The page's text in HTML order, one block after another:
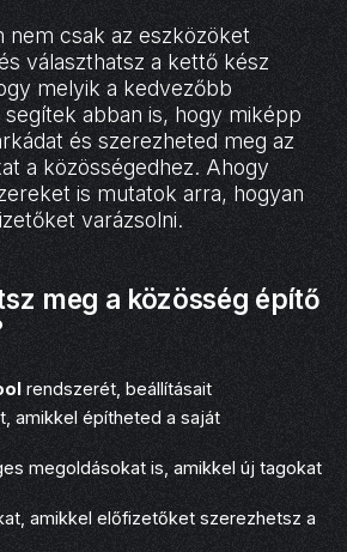
nem csak az eszközöket
választhatsz a kettő kész
melyik a kedvezőbb
abban is, hogy miképp
és szerezheted meg az
a közösségedhez. Ahogy
is mutatok arra, hogyan
varázsolni.
meg a közösség építő
rendszerét, beállításait
amikkel építheted a saját
megoldásokat is, amikkel új tagokat
amikkel előfizetőket szerezhetsz a